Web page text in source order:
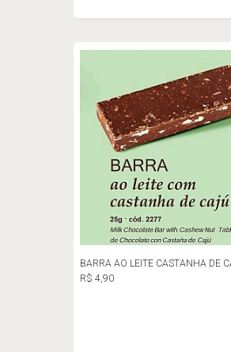
BARRA AO LEITE CASTANHA DE
R$ 4,90